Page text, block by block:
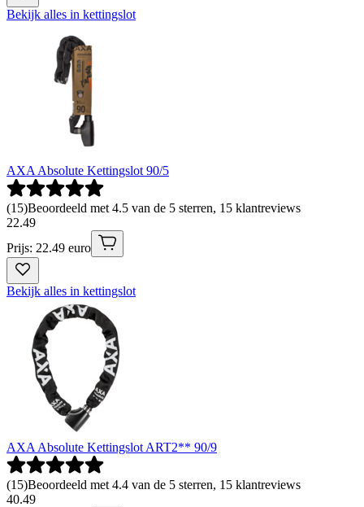
Bekijk alles in kettingslot
AXA Absolute Kettingslot 90/5
(15)Beoordeeld met 4.5 van de 5 sterren, 15 klantreviews
22.49
Prijs: 22.49 euro
Bekijk alles in kettingslot
AXA Absolute Kettingslot ART2** 90/9
(15)Beoordeeld met 4.4 van de 5 sterren, 15 klantreviews
40.49